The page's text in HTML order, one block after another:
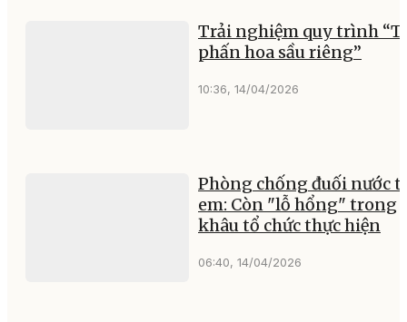
Trải nghiệm quy trình
phấn hoa sầu riêng”
10:36, 14/04/2026
Phòng chống đuối nước
em: Còn "lỗ hổng" trong
khâu tổ chức thực hiện
06:40, 14/04/2026